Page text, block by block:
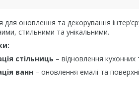
для оновлення та декорування
стильними та унікальними.
стільниць – відновлення
ванн – оновлення емалі та